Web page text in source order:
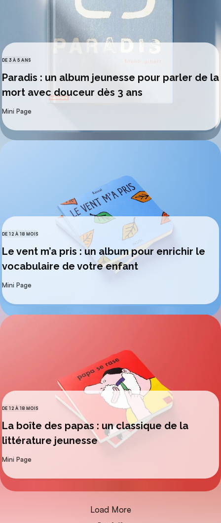
CATÉGORIES
DE 3 À 5 ANS
Paradis : un album jeunesse pour parler de la
mort avec douceur dès 3 ans
par
Mini Page
CATÉGORIES
DE 12 À 18 MOIS
Le vent m’a pris : un album pour enrichir le
vocabulaire de votre enfant
par
Mini Page
CATÉGORIES
DE 12 À 18 MOIS
La boîte des papas : un classique de la
littérature jeunesse
par
Mini Page
Load More